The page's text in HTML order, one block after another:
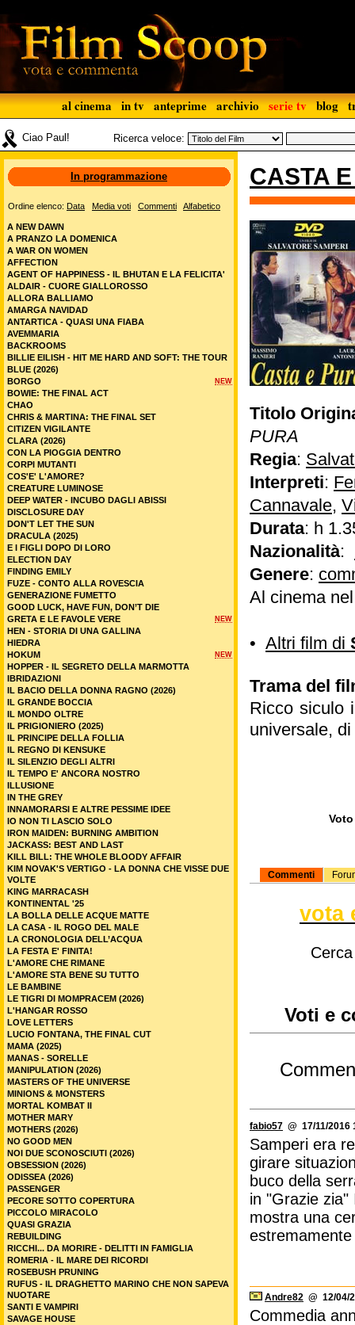
al cinema in tv anteprime archivio serie tv blog
Ciao Paul! Ricerca veloce:
CASTA
Titolo
PURA
Regia:
Interpreti:
Cannavale,
Durata: h
Nazionalità:
Genere:
Al cinema
• Altri film di
Trama del
Ricco siculo
universale,
Commenti
vota
Voti e
fabio57 @ 17/11/2016
Samperi era
girare
buco della
in "Grazie zia"
mostra una
Andre82 @ 12/04/
Commedia
In programmazione
Ordine elenco: Data Media voti Commenti Alfabetico
A NEW DAWN
A PRANZO LA DOMENICA
A WAR ON WOMEN
AFFECTION
AGENT OF HAPPINESS - IL BHUTAN E LA FELICITA'
ALDAIR - CUORE GIALLOROSSO
ALLORA BALLIAMO
AMARGA NAVIDAD
ANTARTICA - QUASI UNA FIABA
AVEMMARIA
BACKROOMS
BILLIE EILISH - HIT ME HARD AND SOFT: THE TOUR
BLUE (2026)
NEW
BORGO
BOWIE: THE FINAL ACT
CHAO
CHRIS & MARTINA: THE FINAL SET
CITIZEN VIGILANTE
CLARA (2026)
CON LA PIOGGIA DENTRO
CORPI MUTANTI
COS'E' L'AMORE?
CREATURE LUMINOSE
DEEP WATER - INCUBO DAGLI ABISSI
DISCLOSURE DAY
DON'T LET THE SUN
DRACULA (2025)
E I FIGLI DOPO DI LORO
ELECTION DAY
FINDING EMILY
FUZE - CONTO ALLA ROVESCIA
GENERAZIONE FUMETTO
GOOD LUCK, HAVE FUN, DON’T DIE
NEW
GRETA E LE FAVOLE VERE
HEN - STORIA DI UNA GALLINA
HIEDRA
NEW
HOKUM
HOPPER - IL SEGRETO DELLA MARMOTTA
IBRIDAZIONI
IL BACIO DELLA DONNA RAGNO (2026)
IL GRANDE BOCCIA
IL MONDO OLTRE
IL PRIGIONIERO (2025)
IL PRINCIPE DELLA FOLLIA
IL REGNO DI KENSUKE
IL SILENZIO DEGLI ALTRI
IL TEMPO E' ANCORA NOSTRO
ILLUSIONE
IN THE GREY
INNAMORARSI E ALTRE PESSIME IDEE
IO NON TI LASCIO SOLO
IRON MAIDEN: BURNING AMBITION
JACKASS: BEST AND LAST
KILL BILL: THE WHOLE BLOODY AFFAIR
KIM NOVAK'S VERTIGO - LA DONNA CHE VISSE DUE
VOLTE
KING MARRACASH
KONTINENTAL '25
LA BOLLA DELLE ACQUE MATTE
LA CASA - IL ROGO DEL MALE
LA CRONOLOGIA DELL’ACQUA
LA FESTA E' FINITA!
L'AMORE CHE RIMANE
L'AMORE STA BENE SU TUTTO
LE BAMBINE
LE TIGRI DI MOMPRACEM (2026)
L'HANGAR ROSSO
LOVE LETTERS
LUCIO FONTANA, THE FINAL CUT
MAMA (2025)
MANAS - SORELLE
MANIPULATION (2026)
MASTERS OF THE UNIVERSE
MINIONS & MONSTERS
MORTAL KOMBAT II
MOTHER MARY
MOTHERS (2026)
NO GOOD MEN
NOI DUE SCONOSCIUTI (2026)
OBSESSION (2026)
ODISSEA (2026)
PASSENGER
PECORE SOTTO COPERTURA
PICCOLO MIRACOLO
QUASI GRAZIA
REBUILDING
RICCHI... DA MORIRE - DELITTI IN FAMIGLIA
ROMERIA - IL MARE DEI RICORDI
ROSEBUSH PRUNING
RUFUS - IL DRAGHETTO MARINO CHE NON SAPEVA
NUOTARE
SANTI E VAMPIRI
SAVAGE HOUSE